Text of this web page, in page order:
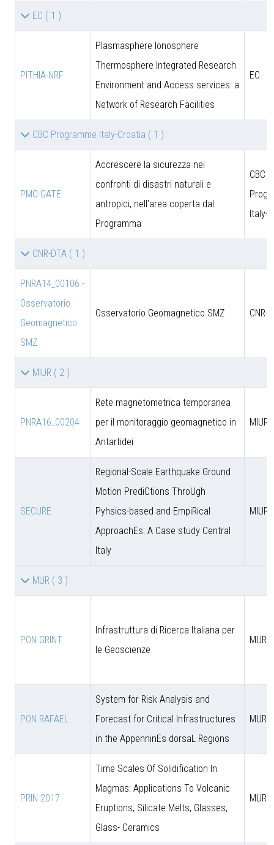
EC ( 1 )
PITHIA-NRF
Plasmasphere Ionosphere
Thermosphere Integrated Research
Environment and Access services: a
Network of Research Facilities
EC
CBC Programme Italy-Croatia ( 1 )
PMO-GATE
Accrescere la sicurezza nei
confronti di disastri naturali e
antropici, nell’area coperta dal
Programma
CBC
Italy-
CNR-DTA ( 1 )
PNRA14_00106 -
Osservatorio
Geomagnetico
SMZ
Osservatorio Geomagnetico SMZ CNR-
MIUR ( 2 )
PNRA16_00204
Rete magnetometrica temporanea
per il monitoraggio geomagnetico in
Antartidei
MIUR
SECURE
Regional-Scale Earthquake Ground
Motion PrediCtions ThroUgh
Pyhsics-based and EmpiRical
ApproachEs: A Case study Central
Italy
MIUR
MUR ( 3 )
PON GRINT
Infrastruttura di Ricerca Italiana per
le Geoscienze
MUR
PON RAFAEL
System for Risk Analysis and
Forecast for Critical Infrastructures
in the AppenninEs dorsaL Regions
MUR
PRIN 2017
Time Scales Of Solidification In
Magmas: Applications To Volcanic
Eruptions, Silicate Melts, Glasses,
Glass- Ceramics
MUR